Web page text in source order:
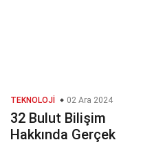
TEKNOLOJI 02 Ara 2024
32 Bulut Bilişim
Hakkında Gerçek